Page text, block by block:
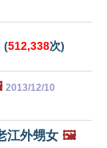
(512,338次)
2013/12/10
江外甥女 🖼️